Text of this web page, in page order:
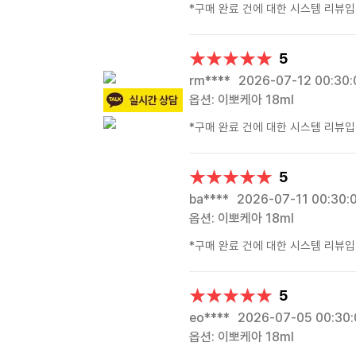
*구매 완료 건에 대한 시스템 리뷰
★★★★★
★★★★★ 5
rm**** 2026-07-12
옵션: 이뽀케아 18ml
*구매 완료 건에 대한 시스템 리뷰
★★★★★
★★★★★ 5
ba**** 2026-07-11
옵션: 이뽀케아 18ml
*구매 완료 건에 대한 시스템 리뷰
★★★★★
★★★★★ 5
eo**** 2026-07-05
옵션: 이뽀케아 18ml